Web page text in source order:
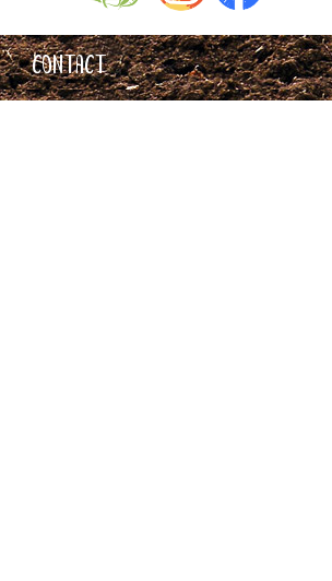
Contact